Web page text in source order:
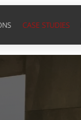
CASE STUDIES